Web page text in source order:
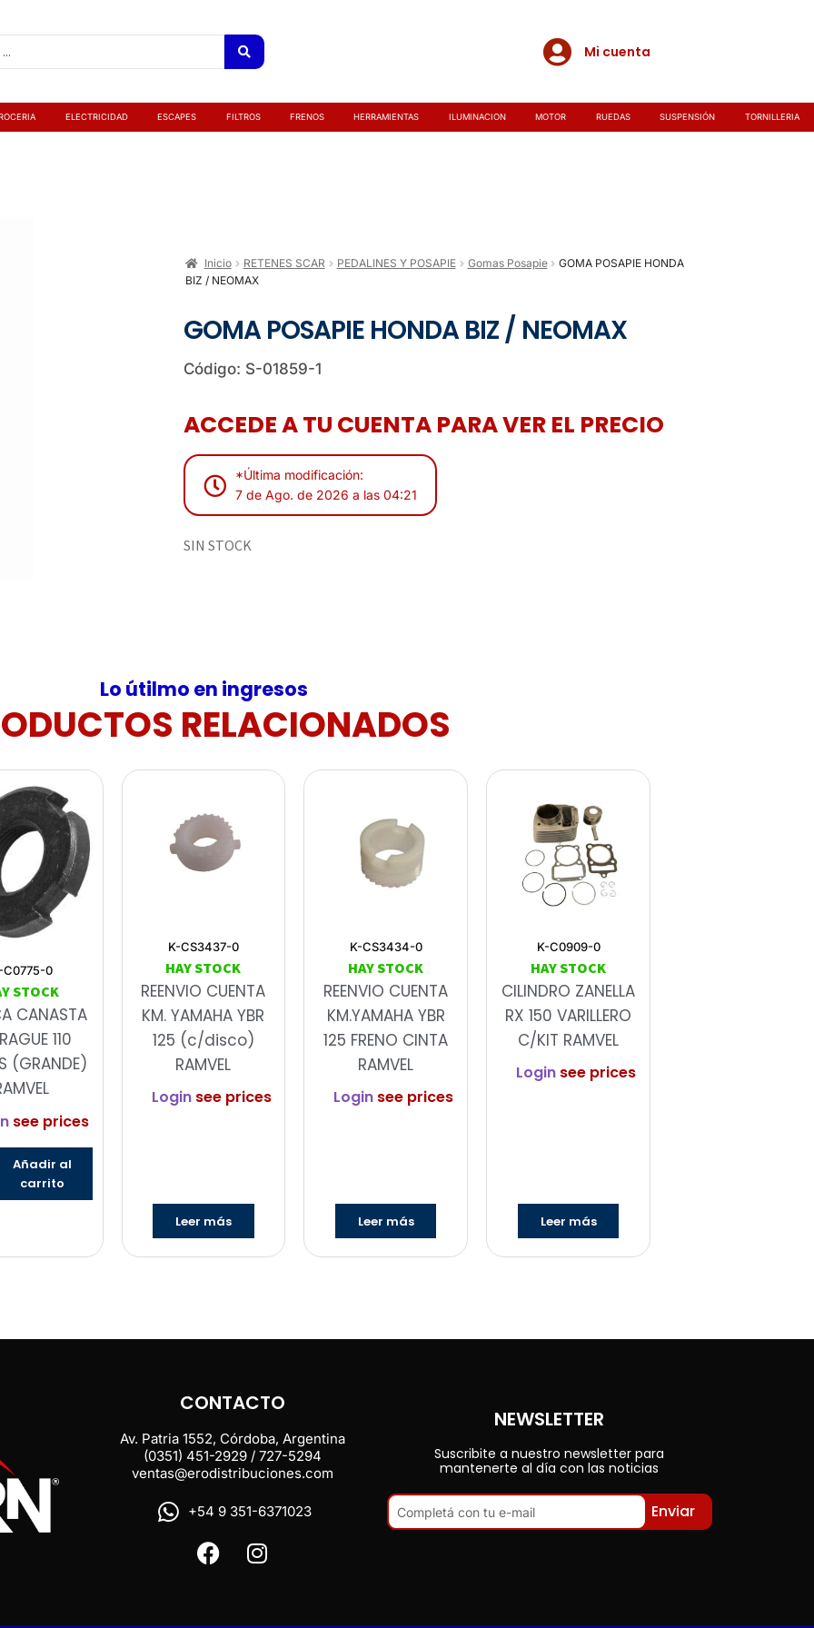
Mi cuenta
ELECTRICIDAD ESCAPES FILTROS FRENOS HERRAMIENTAS ILUMINACION MOTOR RUEDAS SUSPENSIÓN TORNILLERIA
Inicio RETENES SCAR PEDALINES Y POSAPIE Gomas Posapie
GOMA POSAPIE HONDA
BIZ / NEOMAX
GOMA POSAPIE HONDA BIZ / NEOMAX
Código: S-01859-1
ACCEDE A TU CUENTA PARA VER EL PRECIO
*Última modificación:
7 de Ago. de 2026 a las 04:21
SIN STOCK
Lo útilmo en ingresos
RELACIONADOS
C0775-0
STOCK
CANASTA
110
(GRANDE)
see prices
Añadir al
carrito
K-CS3437-0
HAY STOCK
REENVIO CUENTA
KM. YAMAHA YBR
125 (c/disco)
RAMVEL
Loginsee prices
Leer más
K-CS3434-0
HAY STOCK
REENVIO CUENTA
KM.YAMAHA YBR
125 FRENO CINTA
RAMVEL
Login see prices
Leer más
K-C0909-0
HAY STOCK
CILINDRO ZANELLA
RX 150 VARILLERO
C/KIT RAMVEL
Login see prices
Leer más
CONTACTO
Av. Patria 1552, Córdoba, Argentina
(0351) 451-2929 / 727-5294
ventas@erodistribuciones.com
+54 9 351-6371023
NEWSLETTER
Suscribite a nuestro newsletter para
mantenerte al día con las noticias
Enviar